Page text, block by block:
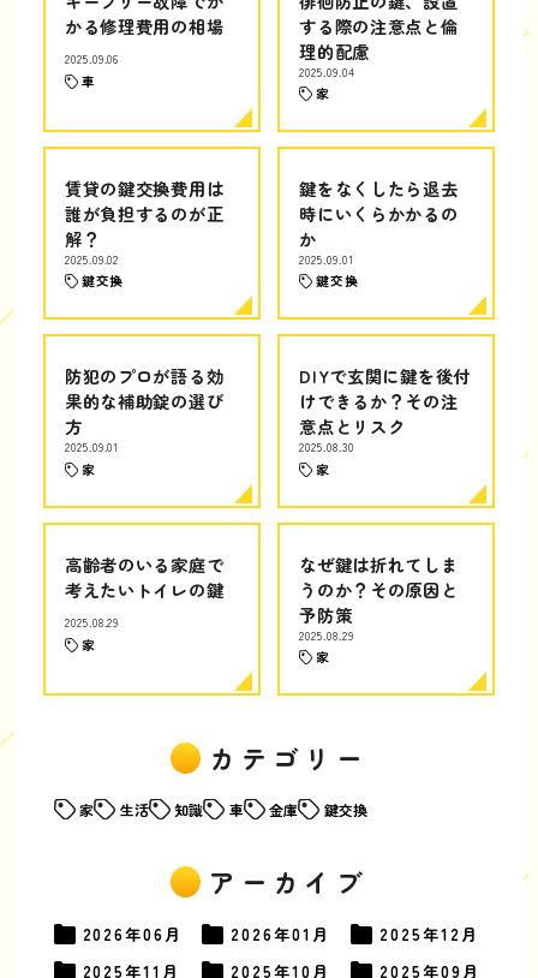
かる修理費用の相場
2025.09.06
車
する際の注意点と倫
理的配慮
2025.09.04
家
賃貸の鍵交換費用は
誰が負担するのが正
解？
2025.09.02
鍵交換
鍵をなくしたら退去
時にいくらかかるの
か
2025.09.01
鍵交換
防犯のプロが語る効
果的な補助錠の選び
方
2025.09.01
家
DIYで玄関に鍵を後付
けできるか？その注
意点とリスク
2025.08.30
家
高齢者のいる家庭で
考えたいトイレの鍵
2025.08.29
家
なぜ鍵は折れてしま
うのか？その原因と
予防策
2025.08.29
家
カテゴリー
家 生活 知識 車 金庫 鍵交換
アーカイブ
2026年06月 2026年01月 2025年12月
2025年11月 2025年10月 2025年09月